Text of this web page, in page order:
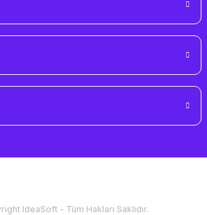
IdeaSoft - Tüm Hakları Saklıdır.